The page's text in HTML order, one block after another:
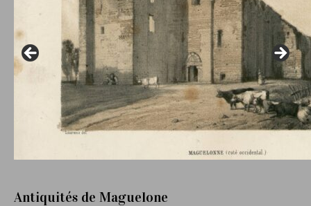
Antiquités de Maguelone